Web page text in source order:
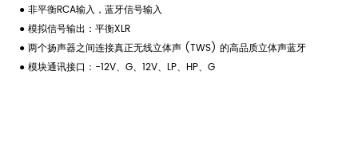
● 非平衡RCA输入，蓝牙信号输入
● 模拟信号输出：平衡XLR
● 两个扬声器之间连接真正无线立体声 (TWS) 的高品质立体声蓝牙
● 模块通讯接口：-12V、G、12V、LP、HP、G